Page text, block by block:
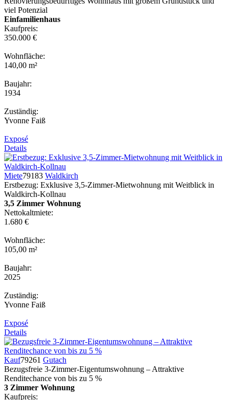
viel Potenzial
Einfamilienhaus
Kaufpreis:
350.000 €
Wohnfläche:
140,00 m²
Baujahr:
1934
Zuständig:
Yvonne Faiß
Exposé
Details
Miete79183 Waldkirch
Erstbezug: Exklusive 3,5-Zimmer-Mietwohnung mit Weitblick in
Waldkirch-Kollnau
3,5 Zimmer Wohnung
Nettokaltmiete:
1.680 €
Wohnfläche:
105,00 m²
Baujahr:
2025
Zuständig:
Yvonne Faiß
Exposé
Details
Kauf79261 Gutach
Bezugsfreie 3-Zimmer-Eigentumswohnung – Attraktive
Renditechance von bis zu 5 %
3 Zimmer Wohnung
Kaufpreis: